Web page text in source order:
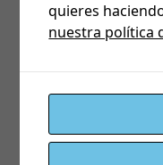
c on estos
quieres
nuestra política